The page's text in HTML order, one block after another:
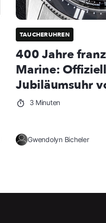
TAUCHERUHREN
400 Jahre
Marine:
Jubiläumsuhr
3 Minuten
Gwendolyn Bicheler